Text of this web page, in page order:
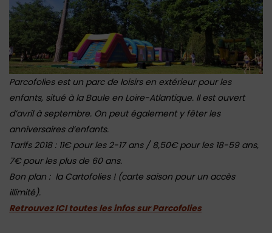
Parcofolies est un parc de loisirs en extérieur pour les
enfants, situé à la Baule en Loire-Atlantique. Il est ouvert
d’avril à septembre. On peut également y fêter les
anniversaires d’enfants.
Tarifs 2018 : 11€ pour les 2-17 ans / 8,50€ pour les 18-59 ans,
7€ pour les plus de 60 ans.
Bon plan : la Cartofolies ! (carte saison pour un accès
illimité).
Retrouvez ICI toutes les infos sur Parcofolies